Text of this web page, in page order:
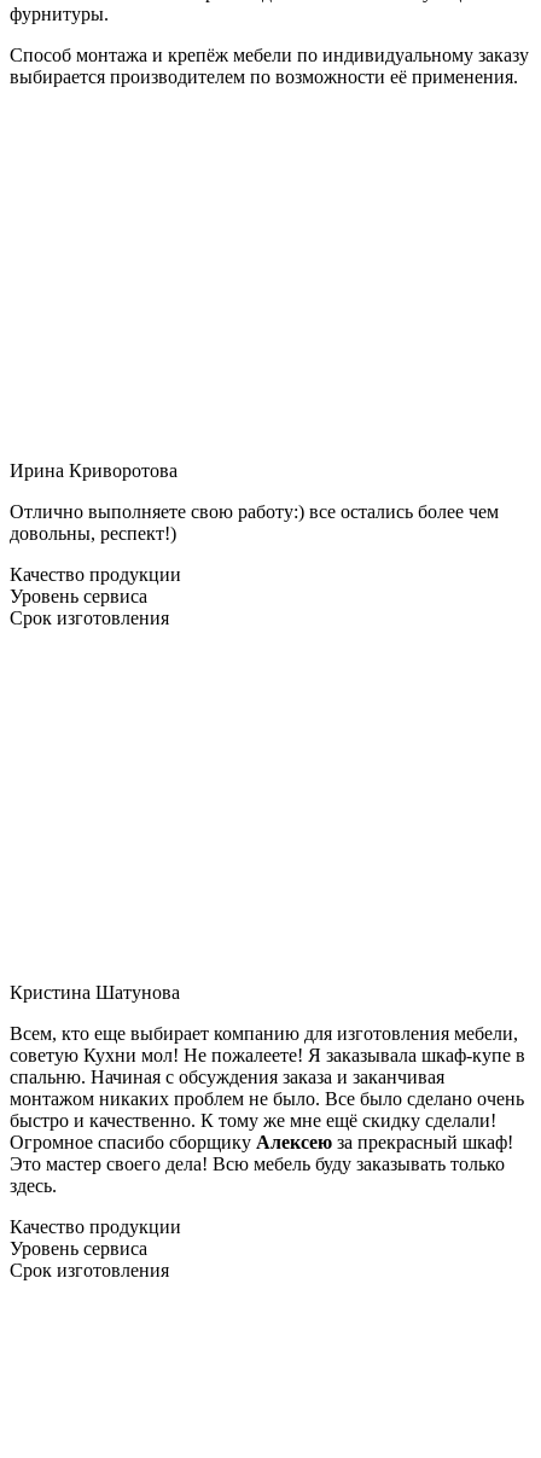
фурнитуры.
Способ монтажа и крепёж мебели по индивидуальному заказу
выбирается производителем по возможности её применения.
Ирина Криворотова
Отлично выполняете свою работу:) все остались более чем
довольны, респект!)
Качество продукции
Уровень сервиса
Срок изготовления
Кристина Шатунова
Всем, кто еще выбирает компанию для изготовления мебели,
советую Кухни мол! Не пожалеете! Я заказывала шкаф-купе в
спальню. Начиная с обсуждения заказа и заканчивая
монтажом никаких проблем не было. Все было сделано очень
быстро и качественно. К тому же мне ещё скидку сделали!
Огромное спасибо сборщику Алексею за прекрасный шкаф!
Это мастер своего дела! Всю мебель буду заказывать только
здесь.
Качество продукции
Уровень сервиса
Срок изготовления